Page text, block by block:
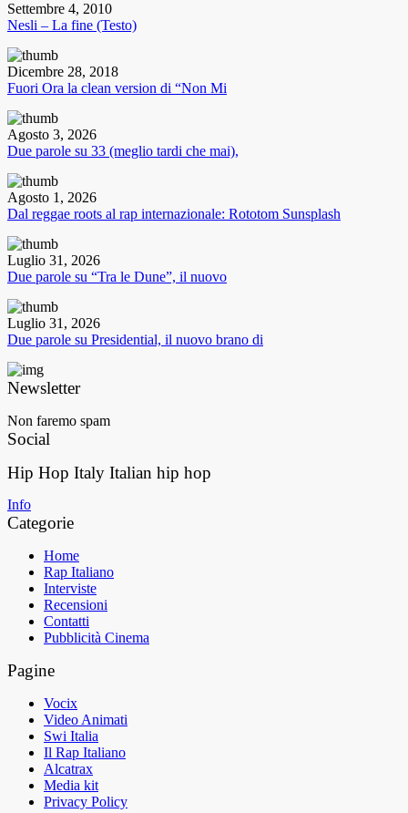
Settembre 4, 2010
Nesli – La fine (Testo)
Dicembre 28, 2018
Fuori Ora la clean version di “Non Mi
Agosto 3, 2026
Due parole su 33 (meglio tardi che mai),
Agosto 1, 2026
Dal reggae roots al rap internazionale: Rototom Sunsplash
Luglio 31, 2026
Due parole su “Tra le Dune”, il nuovo
Luglio 31, 2026
Due parole su Presidential, il nuovo brano di
Newsletter
Non faremo spam
Social
Hip Hop Italy Italian hip hop
Info
Categorie
Home
Rap Italiano
Interviste
Recensioni
Contatti
Pubblicità Cinema
Pagine
Vocix
Video Animati
Swi Italia
Il Rap Italiano
Alcatrax
Media kit
Privacy Policy